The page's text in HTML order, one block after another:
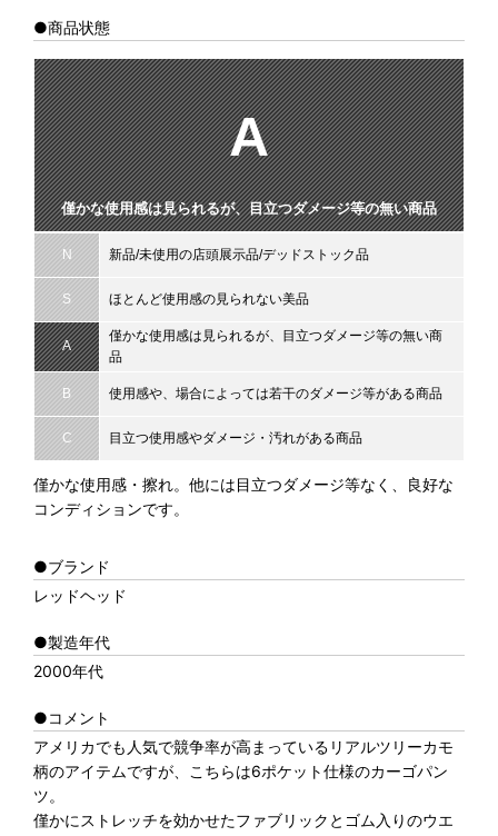
●商品状態
A
僅かな使用感は見られるが、目立つダメージ等の無い商品
N 新品/未使用の店頭展示品/デッドストック品
S ほとんど使用感の見られない美品
A
僅かな使用感は見られるが、目立つダメージ等の無い商
品
B 使用感や、場合によっては若干のダメージ等がある商品
C 目立つ使用感やダメージ・汚れがある商品
僅かな使用感・擦れ。他には目立つダメージ等なく、良好な
コンディションです。
●ブランド
レッドヘッド
●製造年代
2000年代
●コメント
アメリカでも人気で競争率が高まっているリアルツリーカモ
柄のアイテムですが、こちらは6ポケット仕様のカーゴパン
ツ。
僅かにストレッチを効かせたファブリックとゴム入りのウエ